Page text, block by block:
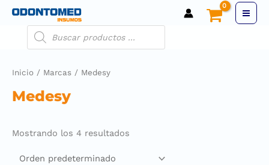
Inicio / Marcas / Medesy
Medesy
Mostrando los 4 resultados